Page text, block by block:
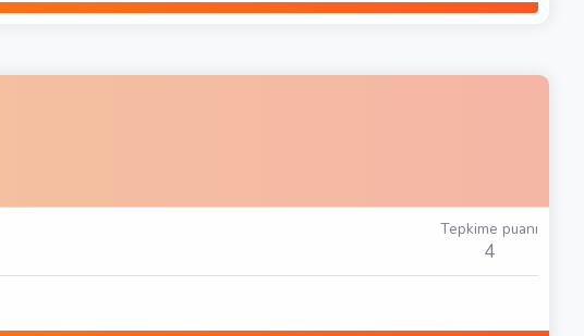
Tepkime puanı
4